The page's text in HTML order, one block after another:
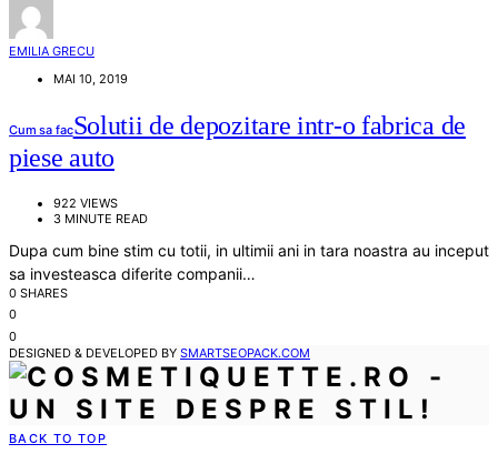
EMILIA GRECU
MAI 10, 2019
Cum sa facSolutii de depozitare intr-o fabrica de
piese auto
922 VIEWS
3 MINUTE READ
Dupa cum bine stim cu totii, in ultimii ani in tara noastra au inceput
sa investeasca diferite companii…
0 SHARES
0
0
DESIGNED & DEVELOPED BY SMARTSEOPACK.COM
BACK TO TOP